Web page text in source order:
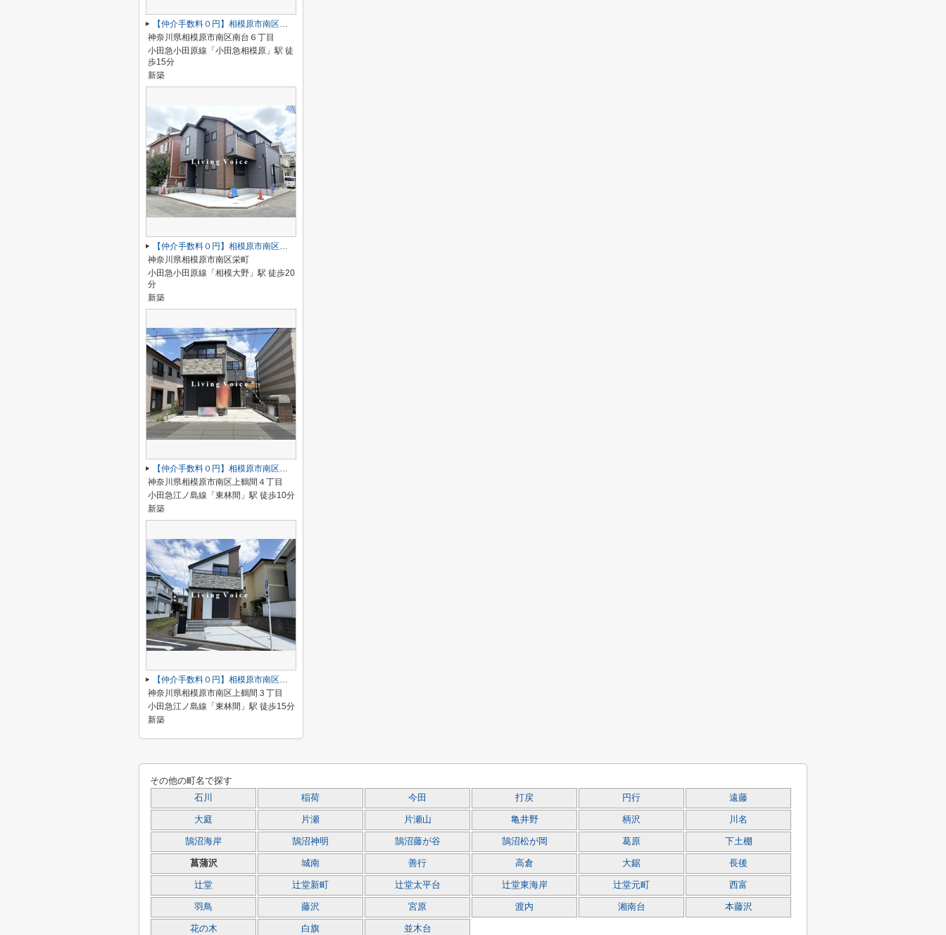
【仲介手数料０円】相模原市南区南台5期 新築一戸建て 全2棟
神奈川県相模原市南区南台６丁目
小田急小田原線「小田急相模原」駅 徒
歩15分
新築
【仲介手数料０円】相模原市南区栄町3期 新築一戸建て
神奈川県相模原市南区栄町
小田急小田原線「相模大野」駅 徒歩20
分
新築
【仲介手数料０円】相模原市南区上鶴間12期 新築一戸建て
神奈川県相模原市南区上鶴間４丁目
小田急江ノ島線「東林間」駅 徒歩10分
新築
【仲介手数料０円】相模原市南区上鶴間3丁目3期 新築一戸建て
神奈川県相模原市南区上鶴間３丁目
小田急江ノ島線「東林間」駅 徒歩15分
新築
その他の町名で探す
石川 稲荷 今田 打戻 円行 遠藤
大庭 片瀬 片瀬山 亀井野 柄沢 川名
鵠沼海岸 鵠沼神明 鵠沼藤が谷 鵠沼松が岡 葛原 下土棚
菖蒲沢 城南 善行 高倉 大鋸 長後
辻堂 辻堂新町 辻堂太平台 辻堂東海岸 辻堂元町 西富
羽鳥 藤沢 宮原 渡内 湘南台 本藤沢
花の木 白旗 並木台